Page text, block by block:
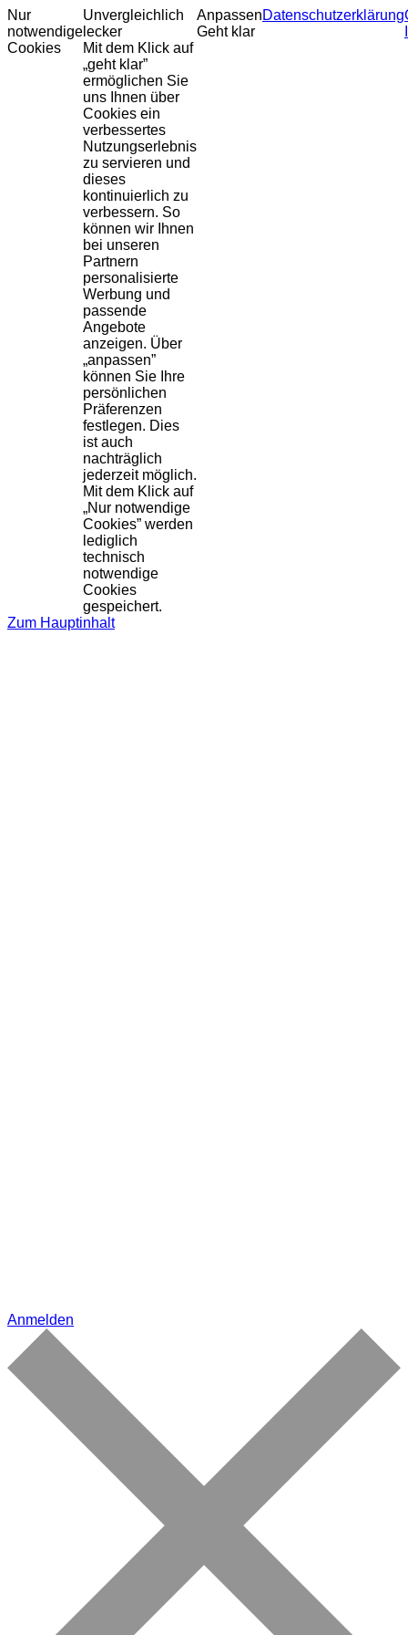
Nur
notwendige
Cookies
Unvergleichlich
lecker
Mit dem Klick auf
„geht klar”
ermöglichen Sie
uns Ihnen über
Cookies ein
verbessertes
Nutzungserlebnis
zu servieren und
dieses
kontinuierlich zu
verbessern. So
können wir Ihnen
bei unseren
Partnern
personalisierte
Werbung und
passende
Angebote
anzeigen. Über
„anpassen”
können Sie Ihre
persönlichen
Präferenzen
festlegen. Dies
ist auch
nachträglich
jederzeit möglich.
Mit dem Klick auf
„Nur notwendige
Cookies” werden
lediglich
technisch
notwendige
Cookies
gespeichert.
Anpassen
Geht klar
Datenschutzerklärung
Zum Hauptinhalt
Anmelden